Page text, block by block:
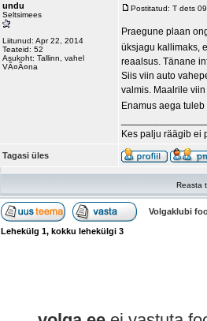
undu
Seltsimees
Liitunud: Apr 22, 2014
Teateid: 52
Asukoht: Tallinn, vahel
VÃ¤Ã¤na
Postitatud: T dets
Praegune plaan
üksjagu kallimaks,
reaalsus. Tänane
Siis viin auto
valmis. Maalrile
Enamus aega
Kes palju räägib ei
Tagasi üles
Reasta
Volgaklubi
Lehekülg 1, kokku lehekülgi 3